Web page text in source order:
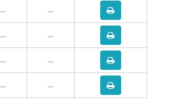
... ...
... ...
... ...
... ...